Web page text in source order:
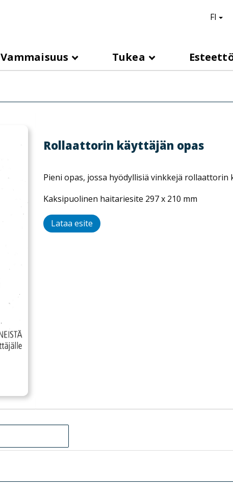
FI
Vammaisuus Tukea
Rollaattorin käyttäjän opas
Pieni opas, jossa hyödyllisiä vinkkejä rollaattorin
Kaksipuolinen haitariesite 297 x 210 mm
Lataa esite